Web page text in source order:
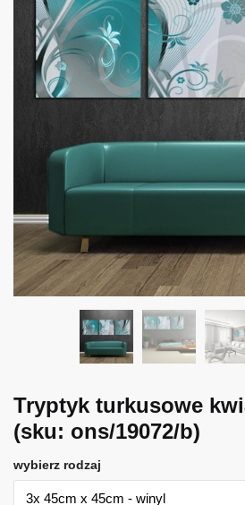
Tryptyk turkusowe
(sku: ons/19072/b)
wybierz rodzaj